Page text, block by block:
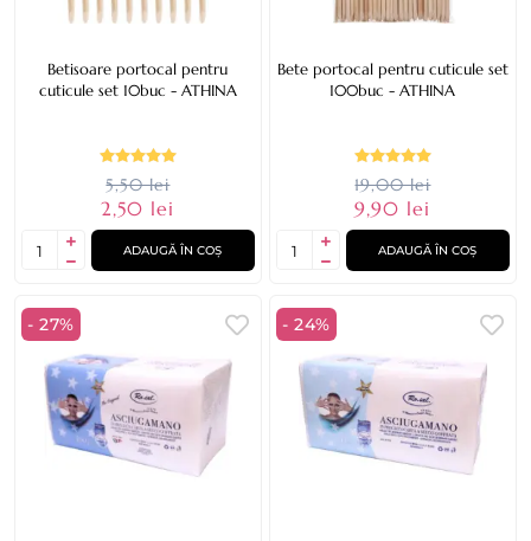
Betisoare portocal pentru
cuticule set 10buc - ATHINA
5,50 lei
2,50 lei
ADAUGĂ ÎN COȘ
Bete portocal pentru cuticule set
100buc - ATHINA
19,00 lei
9,90 lei
ADAUGĂ ÎN COȘ
- 27% - 24%